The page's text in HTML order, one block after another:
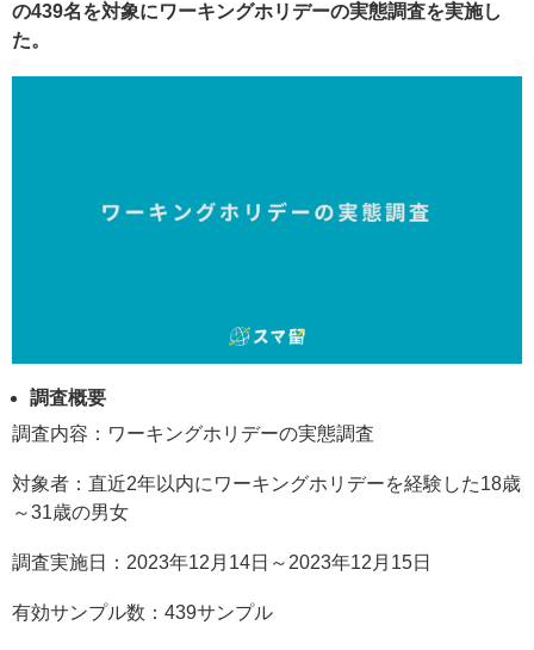
の439名を対象にワーキングホリデーの実態調査を実施し
た。
調査概要
調査内容：ワーキングホリデーの実態調査
対象者：直近2年以内にワーキングホリデーを経験した18歳
～31歳の男女
調査実施日：2023年12月14日～2023年12月15日
有効サンプル数：439サンプル